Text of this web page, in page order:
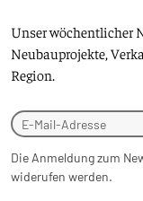
Unser wöchentlicher
Neubauprojekte,
Region.
Die Anmeldung zum
widerufen werden.